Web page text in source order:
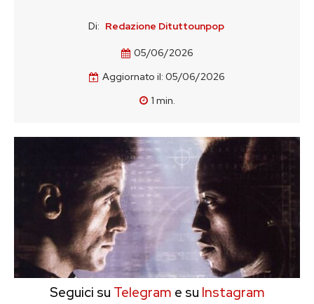
Di: Redazione Dituttounpop
05/06/2026
Aggiornato il: 05/06/2026
1 min.
Seguici su Telegram e su Instagram